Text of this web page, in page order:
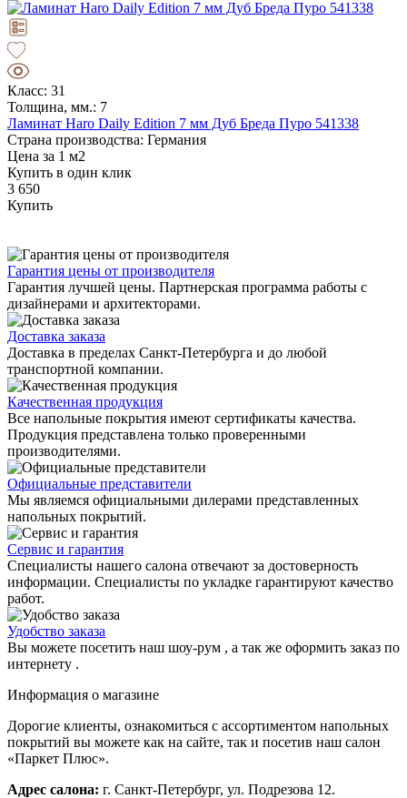
Класс: 31
Толщина, мм.: 7
Ламинат Haro Daily Edition 7 мм Дуб Бреда Пуро 541338
Страна производства: Германия
Цена за 1 м2
Купить в один клик
3 650
Купить
Гарантия цены от производителя
Гарантия лучшей цены. Партнерская программа работы с
дизайнерами и архитекторами.
Доставка заказа
Доставка в пределах Санкт-Петербурга и до любой
транспортной компании.
Качественная продукция
Все напольные покрытия имеют сертификаты качества.
Продукция представлена только проверенными
производителями.
Официальные представители
Мы являемся официальными дилерами представленных
напольных покрытий.
Сервис и гарантия
Специалисты нашего салона отвечают за достоверность
информации. Специалисты по укладке гарантируют качество
работ.
Удобство заказа
Вы можете посетить наш шоу-рум , а так же оформить заказ по
интернету .
Информация о магазине
Дорогие клиенты, ознакомиться с ассортиментом напольных
покрытий вы можете как на сайте, так и посетив наш салон
«Паркет Плюс».
Адрес салона: г. Санкт-Петербург, ул. Подрезова 12.